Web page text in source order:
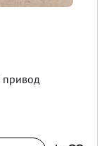
привод